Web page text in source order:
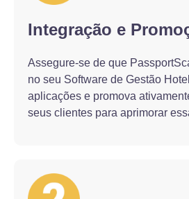
Integração e
Assegure-se de que
no seu Software de Gestão
aplicações e promova
seus clientes para aprimorar